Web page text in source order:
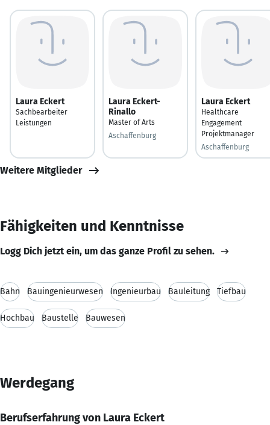
Laura Eckert
Sachbearbeiter
Leistungen
Laura Eckert-
Rinallo
Master of Arts
Aschaffenburg
Laura Eckert
Healthcare
Engagement
Projektmanager
Aschaffenburg
Weitere Mitglieder
Fähigkeiten und Kenntnisse
Logg Dich jetzt ein, um das ganze Profil zu sehen.
Bahn Bauingenieurwesen Ingenieurbau Bauleitung Tiefbau
Hochbau Baustelle Bauwesen
Werdegang
Berufserfahrung von Laura Eckert